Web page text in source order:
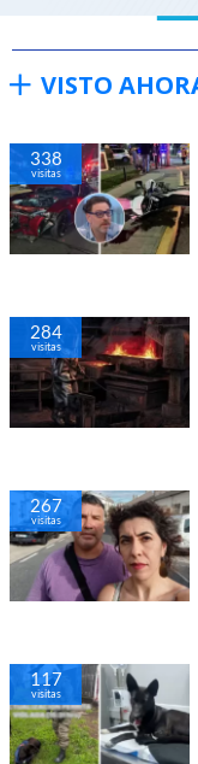
VISTO
338
visitas
284
visitas
267
visitas
117
visitas